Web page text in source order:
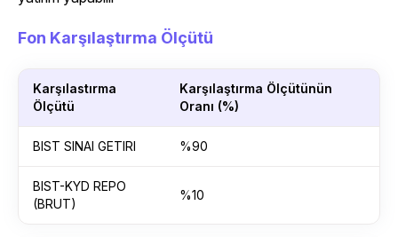
Fon Karşılaştırma Ölçütü
Karşılastırma
Ölçütü
Karşılaştırma Ölçütünün
Oranı (%)
BIST SINAI GETIRI %90
BIST-KYD REPO
(BRUT)
%10